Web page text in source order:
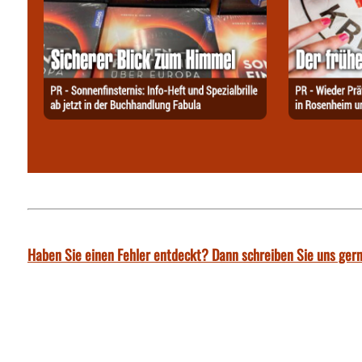
Haben Sie einen Fehler entdeckt? Dann schreiben Sie uns